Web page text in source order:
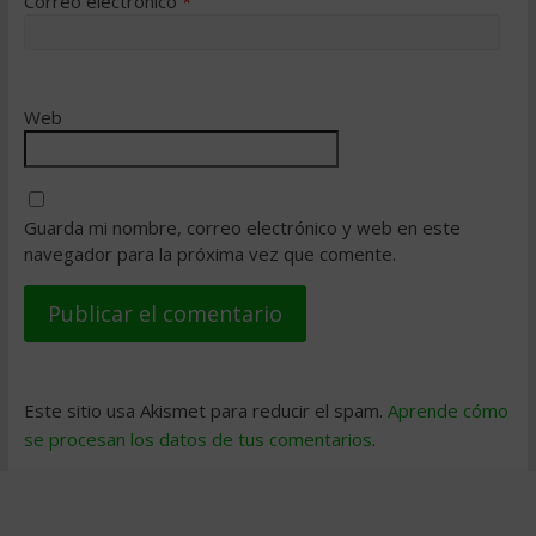
Web
Guarda mi nombre, correo electrónico y web en este
navegador para la próxima vez que comente.
Este sitio usa Akismet para reducir el spam. Aprende cómo
se procesan los datos de tus comentarios.